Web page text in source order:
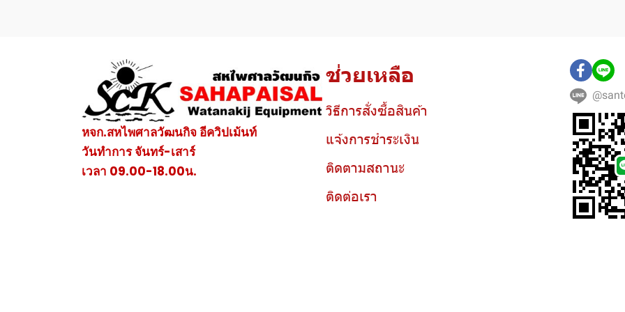
หจก.สหไพศาลวัฒนกิจ อีควิปเม้นท์
วันทำการ จันทร์-เสาร์
เวลา 09.00-18.00น.
ช่วยเหลือ
วิธีการสั่งซื้อสินค้า
แจ้งการชำระเงิน
ติดตามสถานะ
ติดต่อเรา